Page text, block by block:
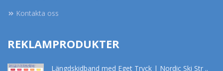
Kontakta oss
REKLAMPRODUKTER
Längdskidband med Eget Tryck | Nordic Ski Str ..